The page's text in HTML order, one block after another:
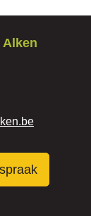
Alken